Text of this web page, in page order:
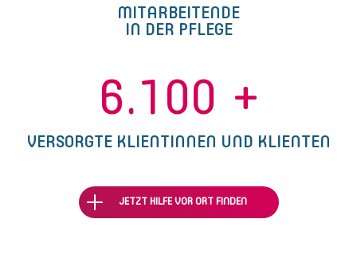
MITARBEITENDE
IN DER PFLEGE
6.100 +
VERSORGTE KLIENTINNEN UND KLIENTEN
JETZT HILFE VOR ORT FINDEN